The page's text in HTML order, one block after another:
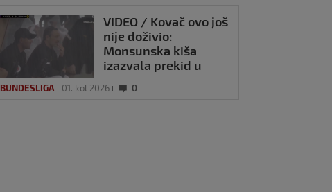
Maglica najbolji Hrvat
VIDEO / Kovač ovo još
nije doživio:
Monsunska kiša
izazvala prekid u
BUNDESLIGA 01. kol 2026 0